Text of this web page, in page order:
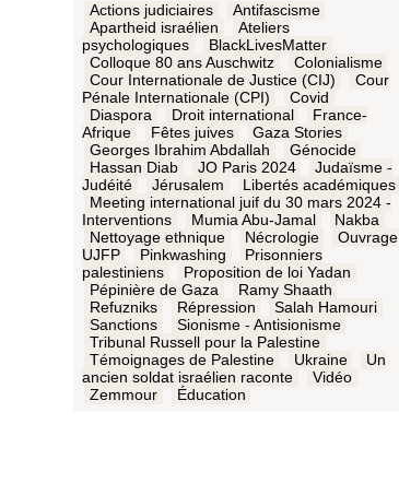
Actions judiciaires
Antifascisme
Apartheid israélien
Ateliers
psychologiques
BlackLivesMatter
Colloque 80 ans Auschwitz
Colonialisme
Cour Internationale de Justice (CIJ)
Cour
Pénale Internationale (CPI)
Covid
Diaspora
Droit international
France-
Afrique
Fêtes juives
Gaza Stories
Georges Ibrahim Abdallah
Génocide
Hassan Diab
JO Paris 2024
Judaïsme -
Judéité
Jérusalem
Libertés académiques
Meeting international juif du 30 mars 2024 -
Interventions
Mumia Abu-Jamal
Nakba
Nettoyage ethnique
Nécrologie
Ouvrage
UJFP
Pinkwashing
Prisonniers
palestiniens
Proposition de loi Yadan
Pépinière de Gaza
Ramy Shaath
Refuzniks
Répression
Salah Hamouri
Sanctions
Sionisme - Antisionisme
Tribunal Russell pour la Palestine
Témoignages de Palestine
Ukraine
Un
ancien soldat israélien raconte
Vidéo
Zemmour
Éducation